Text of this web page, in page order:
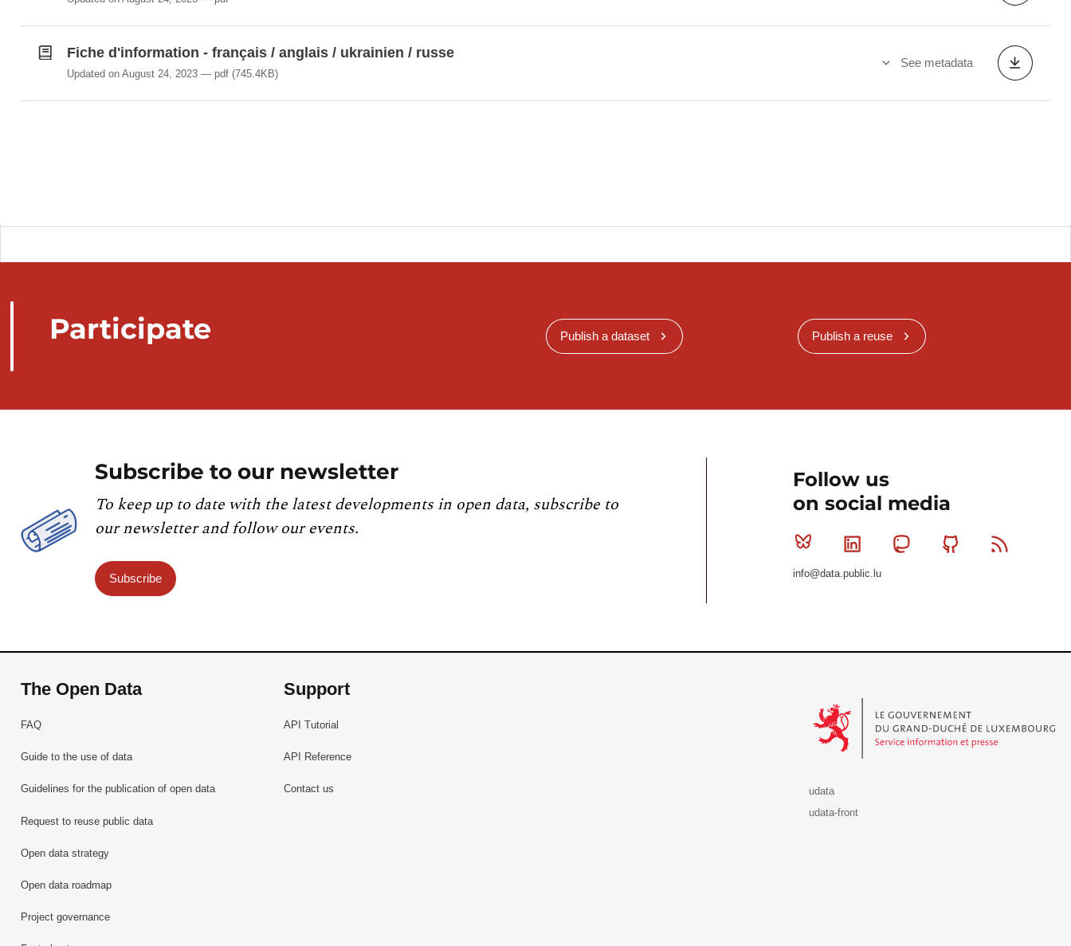
Fiche d'information - français / anglais / ukrainien / russe
Updated on August 24, 2023 pdf(745.4KB)
See metadata
Participate Publish a dataset Publish a reuse
Subscribe to our newsletter
To keep up to date with the latest developments in open data, subscribe to
our newsletter and follow our events.
Subscribe
Follow us
on social media
Bluesky Linkedin MastodonGithub
info@data.public.lu
The Open Data
FAQ
Guide to the use of data
Guidelines for the publication of open data
Request to reuse public data
Open data strategy
Open data roadmap
Project governance
Support
API Tutorial
API Reference
Contact us
udata
udata-front